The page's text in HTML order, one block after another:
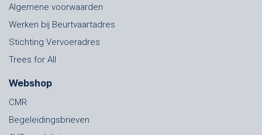
Algemene voorwaarden
Werken bij Beurtvaartadres
Stichting Vervoeradres
Trees for All
Webshop
CMR
Begeleidingsbrieven